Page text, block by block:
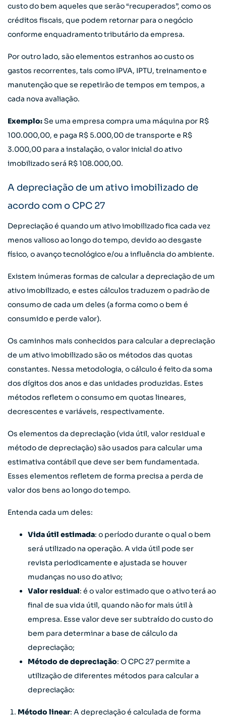
custo do bem aqueles que serão “recuperados”, como os
créditos fiscais, que podem retornar para o negócio
conforme enquadramento tributário da empresa.
Por outro lado, são elementos estranhos ao custo os
gastos recorrentes, tais como IPVA, IPTU, treinamento e
manutenção que se repetirão de tempos em tempos, a
cada nova avaliação.
Exemplo:Se uma empresa compra uma máquina por R$
100.000,00, e paga R$ 5.000,00 de transporte e R$
3.000,00 para a instalação, o valor inicial do ativo
imobilizado será R$ 108.000,00.
A depreciação de um ativo imobilizado de
acordo com o CPC 27
Depreciação é quando um ativo imobilizado fica cada vez
menos valioso ao longo do tempo, devido ao desgaste
físico, o avanço tecnológico e/ou a influência do ambiente.
Existem inúmeras formas de calcular a depreciação de um
ativo imobilizado, e estes cálculos traduzem o padrão de
consumo de cada um deles (a forma como o bem é
consumido e perde valor).
Os caminhos mais conhecidos para calcular a depreciação
de um ativo imobilizado são os métodos das quotas
constantes. Nessa metodologia, o cálculo é feito da soma
dos dígitos dos anos e das unidades produzidas. Estes
métodos refletem o consumo em quotas lineares,
decrescentes e variáveis, respectivamente.
Os elementos da depreciação (vida útil, valor residual e
método de depreciação) são usados para calcular uma
estimativa contábil que deve ser bem fundamentada.
Esses elementos refletem de forma precisa a perda de
valor dos bens ao longo do tempo.
Entenda cada um deles:
Vida útil estimada: o período durante o qual o bem
será utilizado na operação. A vida útil pode ser
revista periodicamente e ajustada se houver
mudanças no uso do ativo;
Valor residual: é o valor estimado que o ativo terá ao
final de sua vida útil, quando não for mais útil à
empresa. Esse valor deve ser subtraído do custo do
bem para determinar a base de cálculo da
depreciação;
Método de depreciação: O CPC 27 permite a
utilização de diferentes métodos para calcular a
depreciação:
Método linear: A depreciação é calculada de forma